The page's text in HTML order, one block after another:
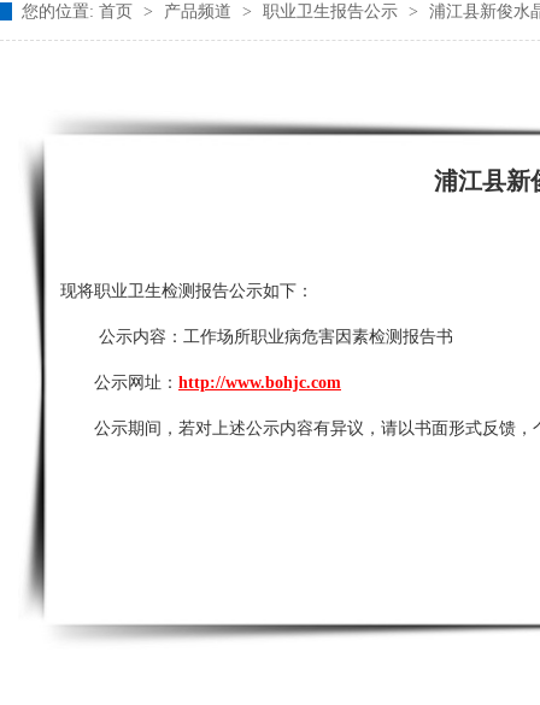
您的位置: 首页 > 产品频道 > 职业卫生报告公示 > 浦江县新俊水
浦江县新
现将职业卫生检测报告公示如下：
公示内容： 工作场所职业病危害因素检测报告书
公示网址： http://www.bohjc.com
公示期间，若对上述公示内容有异议，请以书面形式反馈，